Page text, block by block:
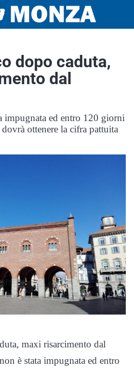
dopo caduta,
dal
impugnata ed entro 120 giorni
ottenere la cifra pattuita
maxi risarcimento dal
è stata impugnata ed entro